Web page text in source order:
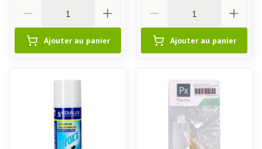
Ajouter au panier Ajouter au panier